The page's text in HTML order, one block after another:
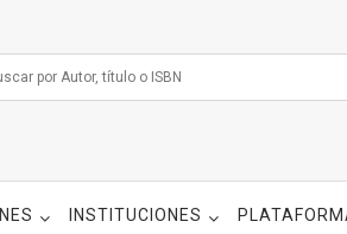
INSTITUCIONES